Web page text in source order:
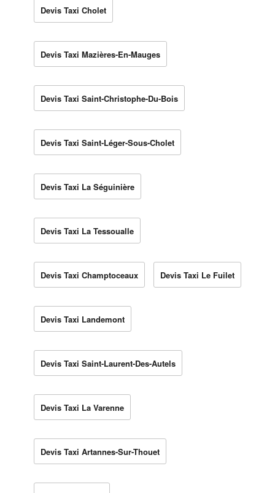
Devis Taxi Cholet
Devis Taxi Mazières-En-Mauges
Devis Taxi Saint-Christophe-Du-Bois
Devis Taxi Saint-Léger-Sous-Cholet
Devis Taxi La Séguinière
Devis Taxi La Tessoualle
Devis Taxi Champtoceaux Devis Taxi Le Fuilet
Devis Taxi Landemont
Devis Taxi Saint-Laurent-Des-Autels
Devis Taxi La Varenne
Devis Taxi Artannes-Sur-Thouet